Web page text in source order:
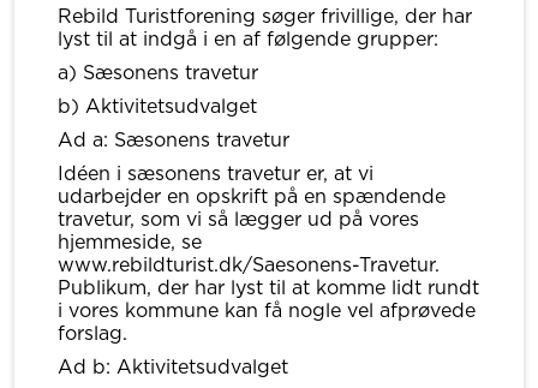
Rebild Turistforening søger frivillige, der har
lyst til at indgå i en af følgende grupper:
a) Sæsonens travetur
b) Aktivitetsudvalget
Ad a: Sæsonens travetur
Idéen i sæsonens travetur er, at vi
udarbejder en opskrift på en spændende
travetur, som vi så lægger ud på vores
hjemmeside, se
www.rebildturist.dk/Saesonens-Travetur.
Publikum, der har lyst til at komme lidt rundt
i vores kommune kan få nogle vel afprøvede
forslag.
Ad b: Aktivitetsudvalget